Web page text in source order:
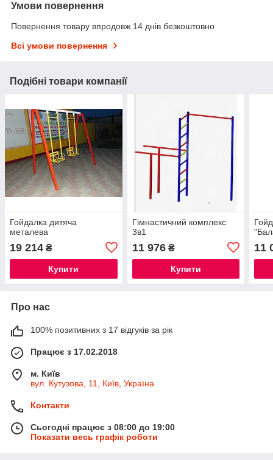
Умови повернення
Повернення товару впродовж 14 днів безкоштовно
Всі умови повернення
Подібні товари компанії
Гойдалка дитяча
металева
19 214 ₴
Купити
Гімнастичний комплекс
3в1
11 976₴
Купити
11
Про нас
100% позитивних з 17 відгуків за рік
Працює з 17.02.2018
м. Київ
вул. Кутузова, 11, Київ, Україна
Контакти
Сьогодні працює з 08:00 до 19:00
Показати весь графік роботи